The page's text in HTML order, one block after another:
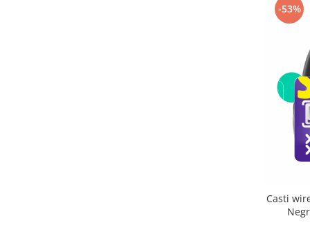
-53%
Casti